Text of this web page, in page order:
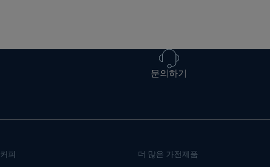
문의하기
커피 더 많은 가전제품